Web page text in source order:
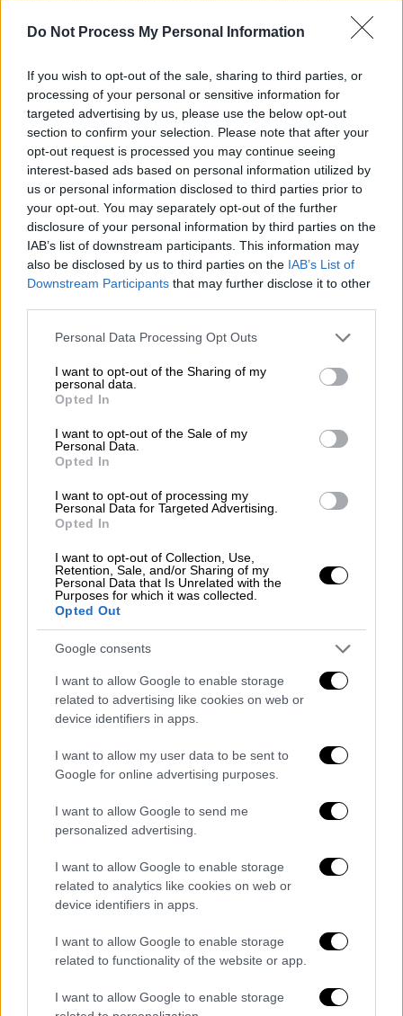
Do Not Process My Personal Information
If you wish to opt-out of the sale, sharing to third parties, or
processing of your personal or sensitive information for
targeted advertising by us, please use the below opt-out
section to confirm your selection. Please note that after your
opt-out request is processed you may continue seeing
interest-based ads based on personal information utilized by
us or personal information disclosed to third parties prior to
your opt-out. You may separately opt-out of the further
disclosure of your personal information by third parties on the
IAB’s list of downstream participants. This information may
also be disclosed by us to third parties on the IAB’s List of
Downstream Participants that may further disclose it to other
Please note that this website/app uses one or more Google
not limited to your visit or usage behaviour. You may click to
grant or deny consent to Google and its third-party tags to
use your data for below specified purposes in below Google
consent section.
Personal Data Processing Opt Outs
I want to opt-out of the Sharing of my
personal data.
Opted In
I want to opt-out of the Sale of my
Personal Data.
Opted In
I want to opt-out of processing my
Personal Data for Targeted Advertising.
Opted In
I want to opt-out of Collection, Use,
Retention, Sale, and/or Sharing of my
Personal Data that Is Unrelated with the
Purposes for which it was collected.
Opted Out
Google consents
I want to allow Google to enable storage
related to advertising like cookies on web or
device identifiers in apps.
I want to allow my user data to be sent to
Google for online advertising purposes.
I want to allow Google to send me
personalized advertising.
I want to allow Google to enable storage
related to analytics like cookies on web or
device identifiers in apps.
I want to allow Google to enable storage
related to functionality of the website or app.
I want to allow Google to enable storage
Αργεντινού τεχνικού (ο οποίος για μια
τετράδα τηςPremier League) έχει ανοίξει
για τα καλά, και όλα δείχνουν πως ο
επόμενος πάγκος στον οποίο θα βρεθεί, θα
είναι από τους «μεγάλους» του Ευρωπαϊκού
ποδοσφαίρου.
Η ιστοσελίδα Sporf... πρόλαβε να «ντύσει»
τον Ποκετίνο με τις φόρμες έξι ομάδων για
τις οποίες το όνομά του έχει ακουστεί. Από
την παραμονή του στο νησί για λογαριασμό
τωνΜάντσεστερ ΓιουνάιτεντκαιΆρσεναλ
μέχρι την επιστροφή του στην
Παρί Σεν
τον «ορφανό» πάγκο τηςΜπάγερν Μονάχου
μέχρι αυτόν των δυο «μεγάλων» του
Ισπανικού ποδοσφαίρου,Ρεάλ Μαδρίτης
Μπαρτσελόνα.
👀 Mauricio Pochettino's next club
will be...
👹@ManUtd
🔴@Arsenal
✍️ Will he join either of them?
pic.twitter.com/0mY91KiMTS
— SPORF (@Sporf)November 20,
2019
👀 Mauricio Pochettino's next club
will be...
🔵@FCBarcelona
✍️ Will he join either of them?
— SPORF (@Sporf)November 20,